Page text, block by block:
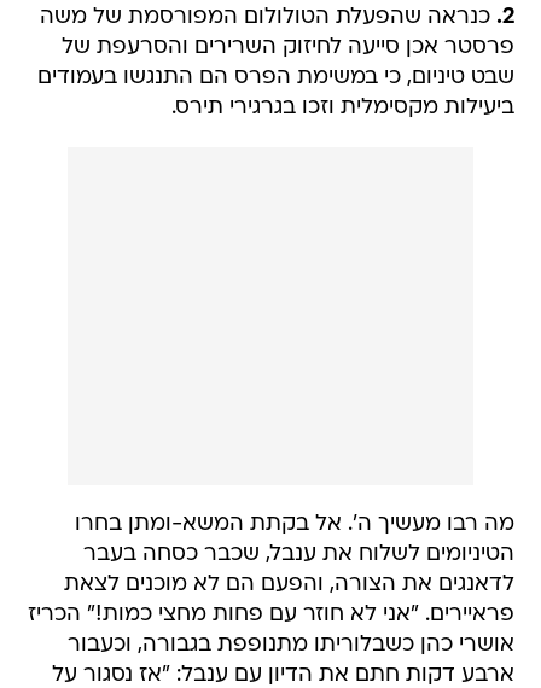
2. כנראה שהפעלת הטולולום המפורסמת של משה
פרסטר אכן סייעה לחיזוק השרירים והסרעפת של
שבט טיניום, כי במשימת הפרס הם התנגשו בעמודים
ביעילות מקסימלית וזכו בגרגירי תירס.
מה רבו מעשיך ה'. אל בקתת המשא-ומתן בחרו
הטיניומים לשלוח את ענבל, שכבר כסחה בעבר
לדאנגים את הצורה, והפעם הם לא מוכנים לצאת
פראיירים. "אני לא חוזר עם פחות מחצי כמות!" הכריז
אושרי כהן כשבלוריתו מתנופפת בגבורה, וכעבור
ארבע דקות חתם את הדיון עם ענבל: "אז נסגור על